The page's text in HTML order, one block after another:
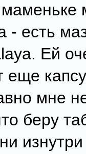
- есть
Ей
еще
мне
беру
изнутри